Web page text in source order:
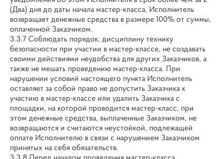
(Два) дня до даты начала мастер-класса, Исполнитель
возвращает денежные средства в размере 100% от суммы,
оплаченной Заказчиком.
3.3.7 Соблюдать порядок, дисциплину технику
безопасности при участии в мастер-классе, не создавать
своими действиями неудобства для других Заказчиков, а
также не мешать проведению мастер-класса. При
нарушении условий настоящего пункта Исполнитель
оставляет за собой право не допустить Заказчика к
участию в мастер-классе или удалить Заказчика с
площадки, на которой проводится мастер-класс, при
этом денежные средства, выплаченные Заказчиком, не
возвращаются и считаются неустойкой, подлежащей
оплате Исполнителю в связи с нарушением Заказчиком
принятых на себя обязательств.